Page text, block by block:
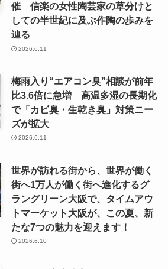
催 信楽の女性陶芸家の草分けと
しての半世紀に及ぶ作陶の歩みを
辿る
2026.6.11
梅雨入り“エアコン臭”相談が前年
比3.6倍に急増 高温多湿の長期化
で「カビ臭・生乾き臭」対策ニー
ズが拡大
2026.6.11
世界が訪れる街から、世界が働く
街へ1万人が働く街へ進化するグ
ラングリーン大阪で、タイムアウ
トマーケット大阪が、この夏、新
たな7つの魅力を迎えます！
2026.6.10